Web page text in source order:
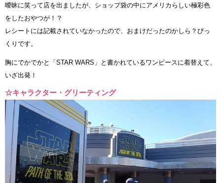
曖昧に笑って店を出ましたが、ショップ袋の中にアメリカらしい極彩色
をしたおやつが！？
レシートには記載されていなかったので、おまけだったのかしら？びっ
くりです。
胸にでかでかと「STAR WARS」と書かれているワンピースに着替えて、
いざ出発！
☆キャラクター・グリーティング